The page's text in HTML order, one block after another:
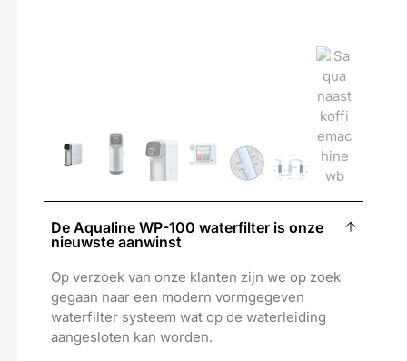
De Aqualine WP-100 waterfilter is onze
nieuwste aanwinst
Op verzoek van onze klanten zijn we op zoek
gegaan naar een modern vormgegeven
waterfilter systeem wat op de waterleiding
aangesloten kan worden.